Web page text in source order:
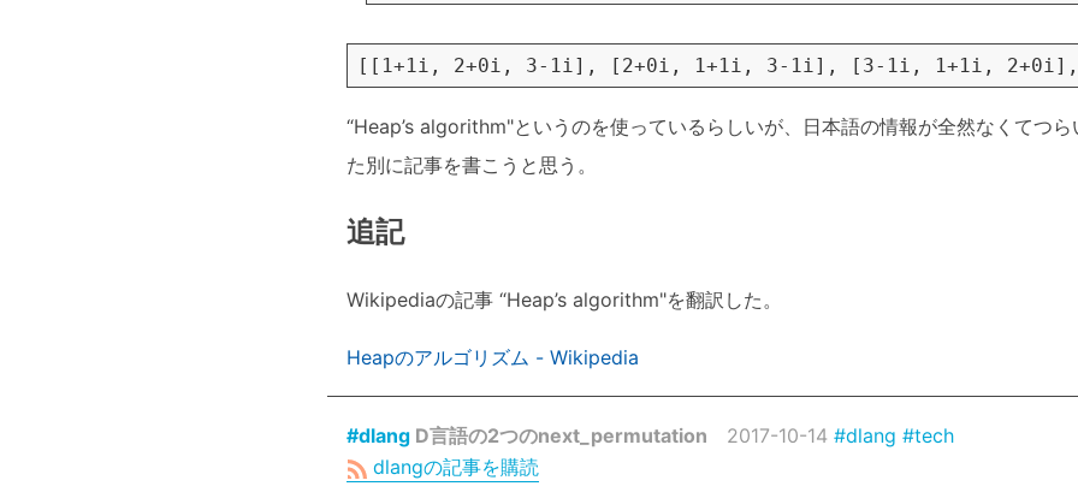
“Heap’s algorithm"というのを使っているらしいが、日本語の情報が全然なくてつ
た別に記事を書こうと思う。
追記
Wikipediaの記事 “Heap’s algorithm"を翻訳した。
Heapのアルゴリズム - Wikipedia
#dlang D言語の2つのnext_permutation 2017-10-14 #dlang #tech
dlangの記事を購読